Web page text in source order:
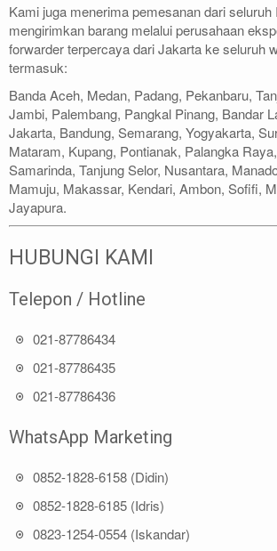
Kami juga menerima pemesanan dari seluruh
mengirimkan barang melalui perusahaan
forwarder terpercaya dari Jakarta ke seluruh
termasuk:
Banda Aceh, Medan, Padang, Pekanbaru,
Jambi, Palembang, Pangkal Pinang, Bandar
Jakarta, Bandung, Semarang, Yogyakarta,
Mataram, Kupang, Pontianak, Palangka
Samarinda, Tanjung Selor, Nusantara,
Mamuju, Makassar, Kendari, Ambon, Sofifi,
Jayapura.
HUBUNGI KAMI
Telepon / Hotline
021-87786434
021-87786435
021-87786436
WhatsApp Marketing
0852-1828-6158 (Didin)
0852-1828-6185 (Idris)
0823-1254-0554 (Iskandar)